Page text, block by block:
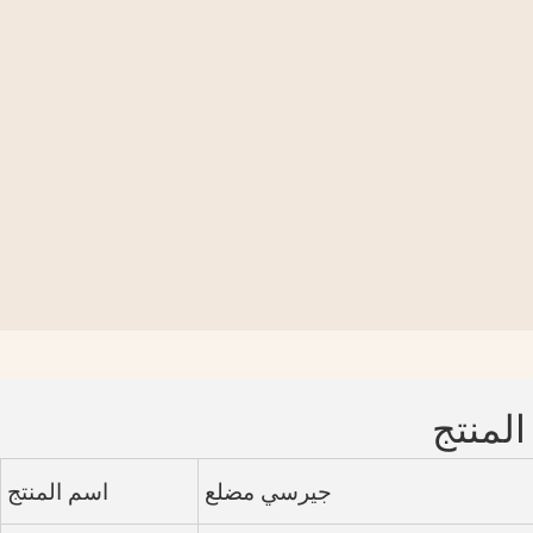
اسم المنتج
جيرسي مضلع